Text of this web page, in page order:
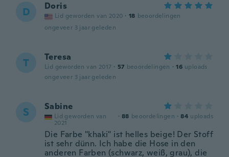
D Doris
Lid geworden van 2020 · 18 beoordelingen
ongeveer 3 jaar geleden
T Teresa
Lid geworden van 2017 · 57 beoordelingen · 16 uploads
ongeveer 3 jaar geleden
S Sabine
Lid geworden van
2021
· 88 beoordelingen · 84 uploads
Die Farbe "khaki" ist helles beige! Der Stoff
ist sehr dünn. Ich habe die Hose in den
anderen Farben (schwarz, weiß, grau), die